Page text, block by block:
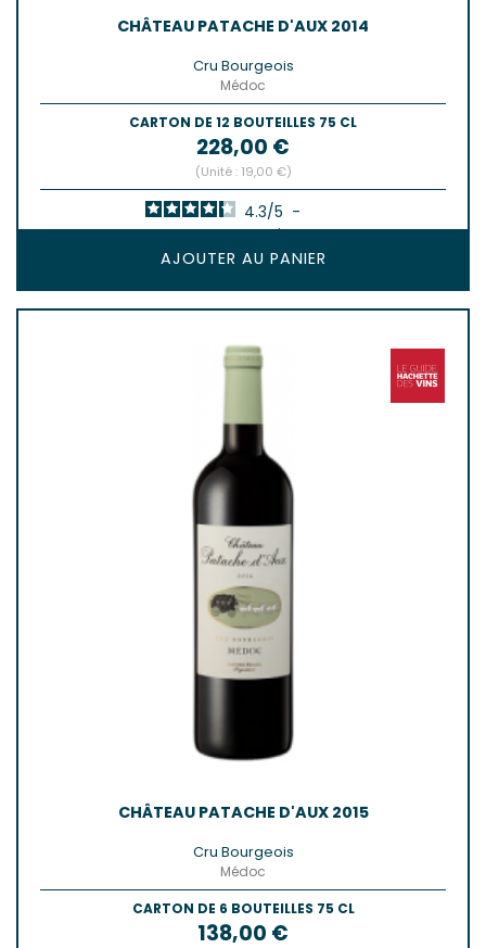
CHÂTEAU PATACHE D'AUX 2014
Cru Bourgeois
Médoc
CARTON DE 12 BOUTEILLES 75 CL
Prix
228,00 €
(Unité : 19,00 €)
4.3/5 -
4avis
AJOUTER AU PANIER
CHÂTEAU PATACHE D'AUX 2015
Cru Bourgeois
Médoc
CARTON DE 6 BOUTEILLES 75 CL
Prix
138,00 €